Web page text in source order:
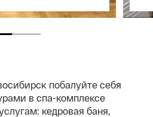
побалуйте себя
в спа-комплексе
кедровая баня,